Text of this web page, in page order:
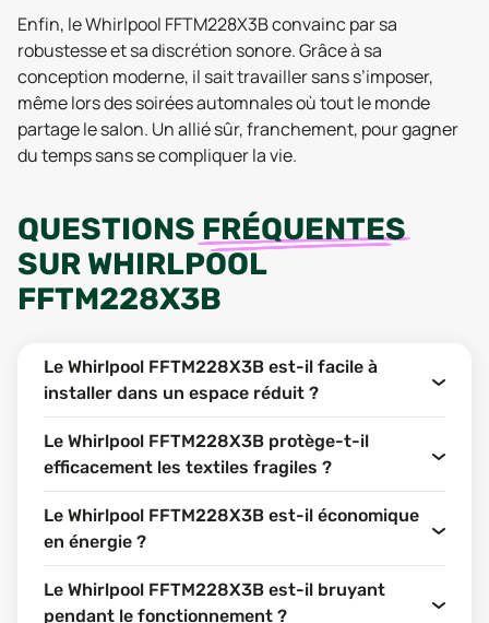
Enfin, le Whirlpool FFTM228X3B convainc par sa
robustesse et sa discrétion sonore. Grâce à sa
conception moderne, il sait travailler sans s’imposer,
même lors des soirées automnales où tout le monde
partage le salon. Un allié sûr, franchement, pour gagner
du temps sans se compliquer la vie.
QUESTIONS FRÉQUENTES
SUR WHIRLPOOL
FFTM228X3B
Le Whirlpool FFTM228X3B est-il facile à
installer dans un espace réduit ?
Le Whirlpool FFTM228X3B protège-t-il
efficacement les textiles fragiles ?
Le Whirlpool FFTM228X3B est-il économique
en énergie ?
Le Whirlpool FFTM228X3B est-il bruyant
pendant le fonctionnement ?